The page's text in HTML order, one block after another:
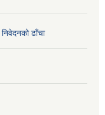
निवेदनको ढाँचा